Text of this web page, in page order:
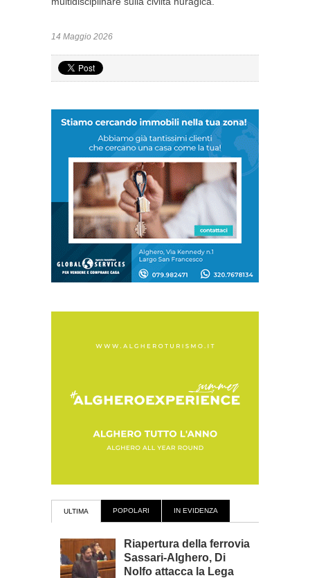
14 Maggio 2026
ULTIMA POPOLARI IN EVIDENZA
Riapertura della ferrovia
Sassari-Alghero, Di
Nolfo attacca la Lega